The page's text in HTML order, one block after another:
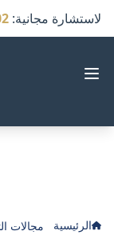
لاستشارة مجانية:
الرئيسية مجالات